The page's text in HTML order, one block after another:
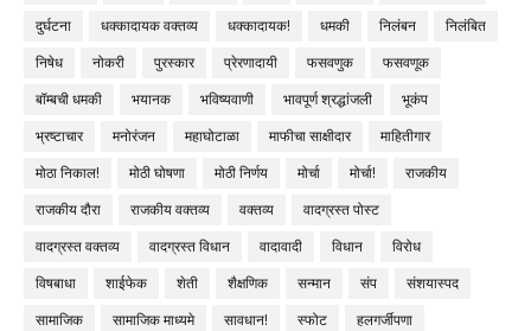
दुर्घटना
धक्कादायक वक्तव्य धक्कादायक! धमकी निलंबन
निलंबित
निषेध
नोकरी पुरस्कार प्रेरणादायी फसवणुक
फसवणूक
बॉम्बची धमकी
भयानक भविष्यवाणी भावपूर्ण श्रद्धांजली
भूकंप
भ्रष्टाचार
मनोरंजन महाघोटाळा माफीचा साक्षीदार
माहितीगार
मोठा निकाल!
मोठी घोषणा मोठी निर्णय मोर्चा मोर्चा!
राजकीय
राजकीय दौरा
राजकीय वक्तव्य वक्तव्य
वादग्रस्त पोस्ट
वादग्रस्त वक्तव्य
वादग्रस्त विधान वादावादी विधान
विरोध
विषबाधा
शाईफेक शेती शैक्षणिक सन्मान संप
संशयास्पद
सामाजिक
सामाजिक माध्यमे सावधान! स्फोट
हलगर्जीपणा